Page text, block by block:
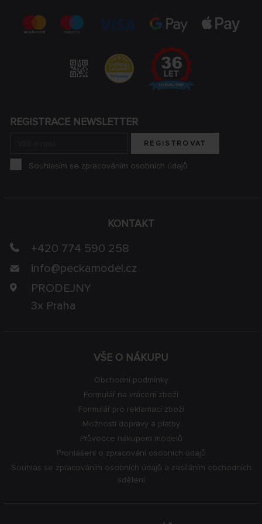
VŠE O NÁKUPU
Obchodní podmínky
Formulář na vrácení zboží
Formulář pro reklamaci zboží
Možnosti dopravy a platby
Průvodce nákupem modelů
Prohlášení o zpracování osobních údajů
Souhlas se zpracováním osobních údajů a zasíláním obchodních
sdělení
KONTAKT
+420 774 590 258
info@peckamodel.cz
PRODEJNY
3x Praha
REGISTRACE NEWSLETTER
REGISTROVAT
Souhlasím se zpracováním osobních údajů